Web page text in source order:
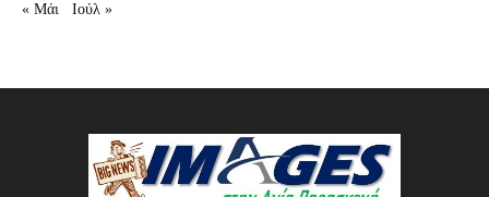
« Μάι
Ιούλ »